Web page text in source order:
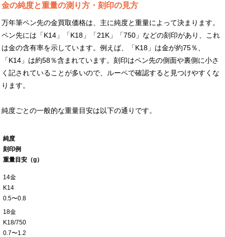
金の純度と重量の測り方・刻印の見方
万年筆ペン先の金買取価格は、主に純度と重量によって決まります。
ペン先には「K14」「K18」「21K」「750」などの刻印があり、これ
は金の含有率を示しています。例えば、「K18」は金が約75％、
「K14」は約58％含まれています。刻印はペン先の側面や裏側に小さ
く記されていることが多いので、ルーペで確認すると見つけやすくな
ります。
純度ごとの一般的な重量目安は以下の通りです。
純度
刻印例
重量目安（g）
14金
K14
0.5〜0.8
18金
K18/750
0.7〜1.2